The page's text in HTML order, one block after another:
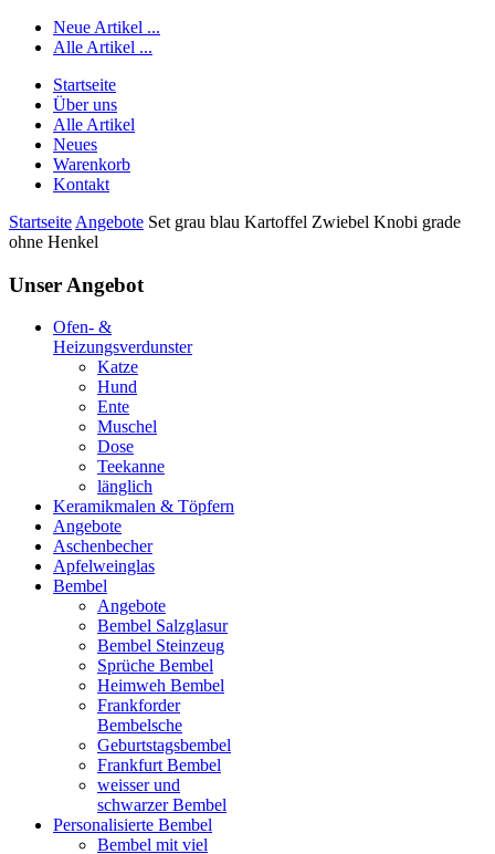
Neue Artikel ...
Alle Artikel ...
Startseite
Über uns
Alle Artikel
Neues
Warenkorb
Kontakt
Startseite Angebote Set grau blau Kartoffel Zwiebel Knobi grade
ohne Henkel
Unser Angebot
Ofen- &
Heizungsverdunster
Katze
Hund
Ente
Muschel
Dose
Teekanne
länglich
Keramikmalen & Töpfern
Angebote
Aschenbecher
Apfelweinglas
Bembel
Angebote
Bembel Salzglasur
Bembel Steinzeug
Sprüche Bembel
Heimweh Bembel
Frankforder
Bembelsche
Geburtstagsbembel
Frankfurt Bembel
weisser und
schwarzer Bembel
Personalisierte Bembel
Bembel mit viel